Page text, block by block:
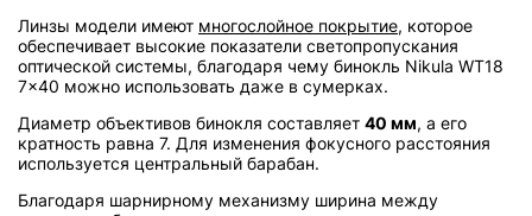
Линзы модели имеют многослойное покрытие, которое
обеспечивает высокие показатели светопропускания
оптической системы, благодаря чему бинокль Nikula WT18
7x40 можно использовать даже в сумерках.
Диаметр объективов бинокля составляет 40 мм, а его
кратность равна 7. Для изменения фокусного расстояния
используется центральный барабан.
Благодаря шарнирному механизму ширина между